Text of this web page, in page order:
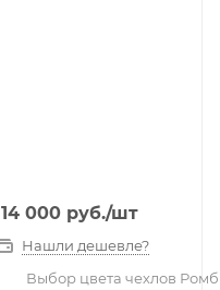
14 000 руб./шт
Нашли дешевле?
Выбор цвета чехлов Ромб